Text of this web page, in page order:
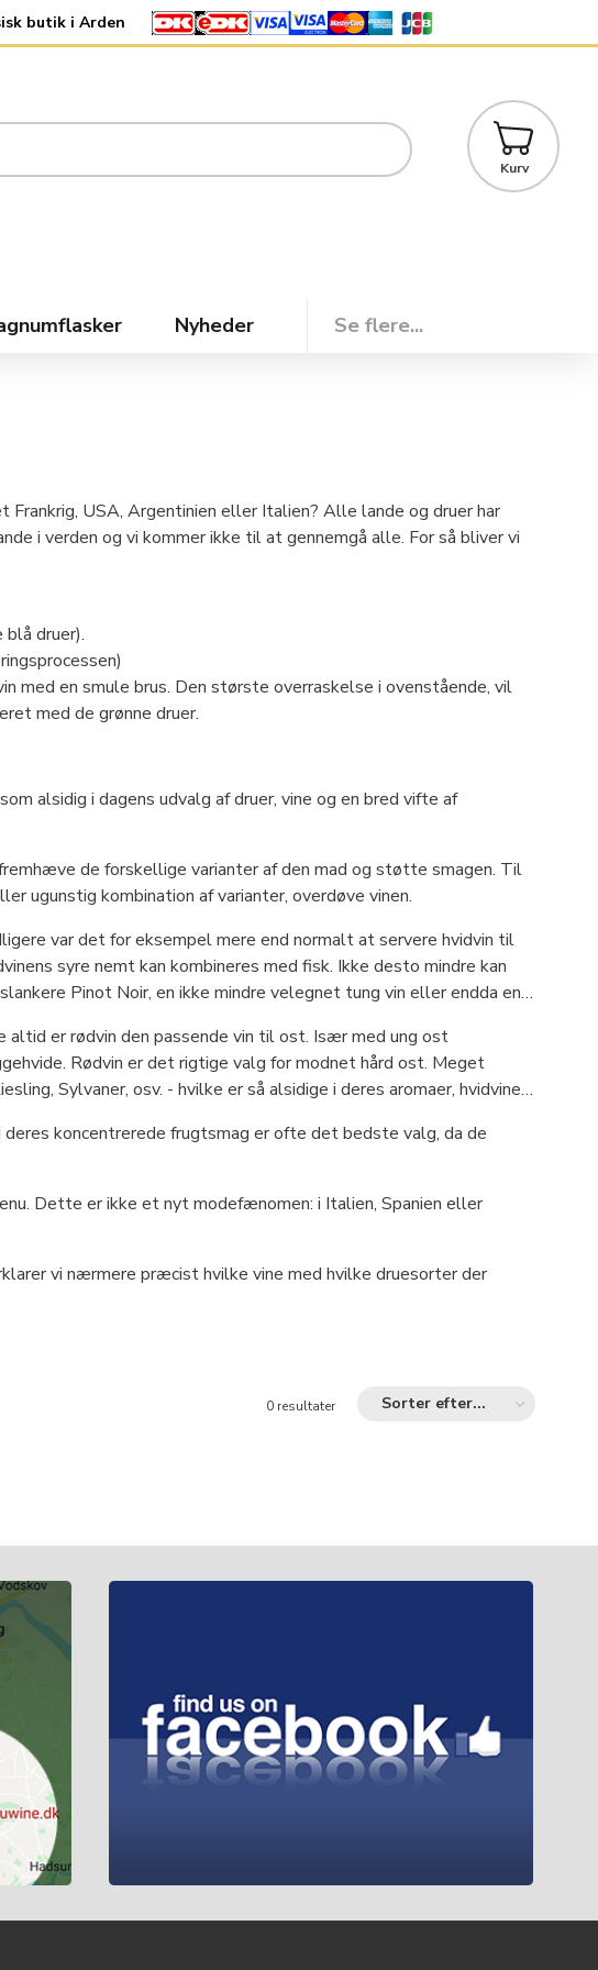
butik i Arden
Kurv
Nyheder Se flere...
Frankrig, USA, Argentinien eller Italien? Alle lande og druer har
i verden og vi kommer ikke til at gennemgå alle. For så bliver vi
de forskellige vintyper.
druer).
med en smule brus. Den største overraskelse i ovenstående, vil
med de grønne druer.
alsidig i dagens udvalg af druer, vine og en bred vifte af
de forskellige varianter af den mad og støtte smagen. Til
ugunstig kombination af varianter, overdøve vinen.
var det for eksempel mere end normalt at servere hvidvin til
syre nemt kan kombineres med fisk. Ikke desto mindre kan
Pinot Noir, en ikke mindre velegnet tung vin eller endda en
er rødvin den passende vin til ost. Især med ung ost
Rødvin er det rigtige valg for modnet hård ost. Meget
Sylvaner, osv. - hvilke er så alsidige i deres aromaer, hvidvine
koncentrerede frugtsmag er ofte det bedste valg, da de
Dette er ikke et nyt modefænomen: i Italien, Spanien eller
vi nærmere præcist hvilke vine med hvilke druesorter der
Sorter efter...
0 resultater